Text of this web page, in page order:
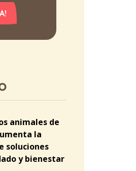
animales de
la
soluciones
y bienestar